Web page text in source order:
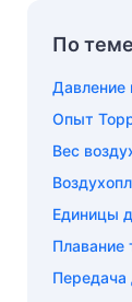
По теме
Давление
Опыт
Вес
Единицы
Плавание
Передача